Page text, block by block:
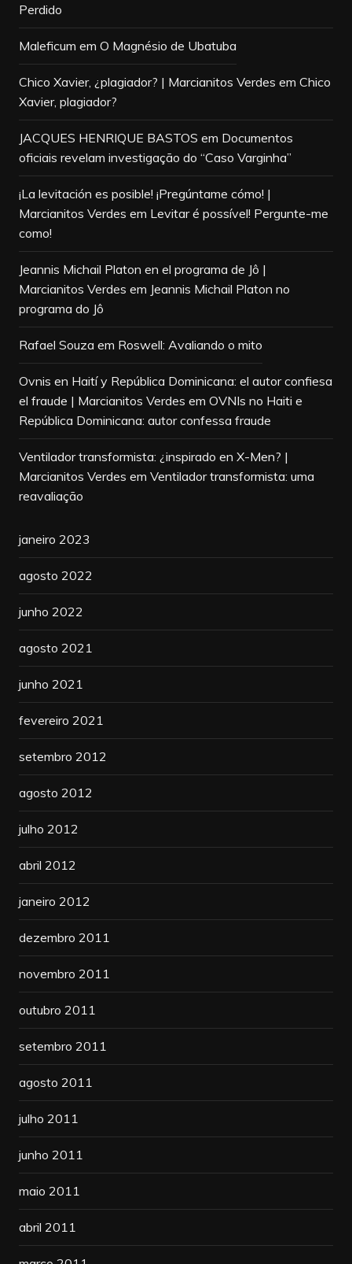
Perdido
Maleficum em O Magnésio de Ubatuba
Chico Xavier, ¿plagiador? | Marcianitos Verdes em Chico
Xavier, plagiador?
JACQUES HENRIQUE BASTOS em Documentos
oficiais revelam investigação do “Caso Varginha”
¡La levitación es posible! ¡Pregúntame cómo! |
Marcianitos Verdes em Levitar é possível! Pergunte-me
como!
Jeannis Michail Platon en el programa de Jô |
Marcianitos Verdes em Jeannis Michail Platon no
programa do Jô
Rafael Souza em Roswell: Avaliando o mito
Ovnis en Haití y República Dominicana: el autor confiesa
el fraude | Marcianitos Verdes em OVNIs no Haiti e
República Dominicana: autor confessa fraude
Ventilador transformista: ¿inspirado en X-Men? |
Marcianitos Verdes em Ventilador transformista: uma
reavaliação
janeiro 2023
agosto 2022
junho 2022
agosto 2021
junho 2021
fevereiro 2021
setembro 2012
agosto 2012
julho 2012
abril 2012
janeiro 2012
dezembro 2011
novembro 2011
outubro 2011
setembro 2011
agosto 2011
julho 2011
junho 2011
maio 2011
abril 2011